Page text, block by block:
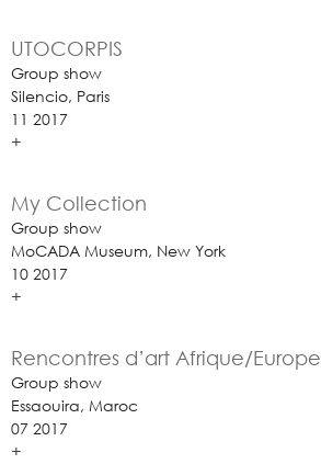
UTOCORPIS
Group show
Silencio, Paris
11 2017
+
My Collection
Group show
MoCADA Museum, New York
10 2017
+
Rencontres d’art Afrique/Europe
Group show
Essaouira, Maroc
07 2017
+